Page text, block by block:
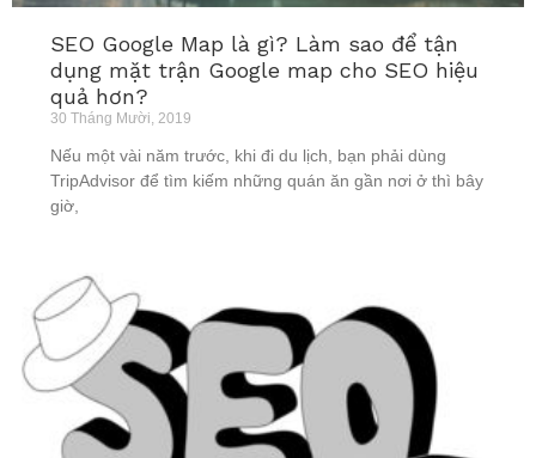
SEO Google Map là gì? Làm sao để tận
dụng mặt trận Google map cho SEO hiệu
quả hơn?
30 Tháng Mười, 2019
Nếu một vài năm trước, khi đi du lịch, bạn phải dùng
TripAdvisor để tìm kiếm những quán ăn gần nơi ở thì bây
giờ,